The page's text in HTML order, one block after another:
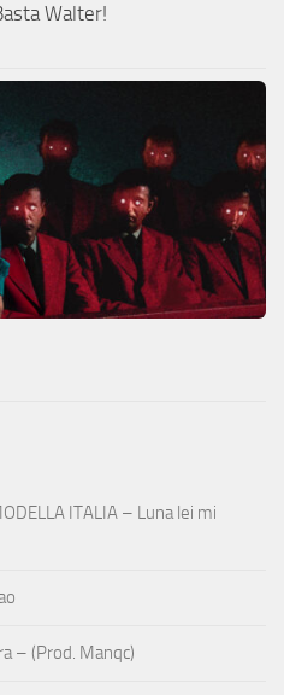
Walter!
ITALIA – Luna lei mi
– (Prod. Manqc)